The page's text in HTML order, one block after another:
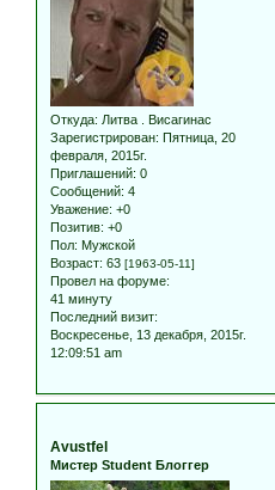
Откуда: Литва . Висагинас
Зарегистрирован: Пятница, 20
февраля, 2015г.
Приглашений: 0
Сообщений: 4
Уважение: +0
Позитив: +0
Пол: Мужской
Возраст: 63 [1963-05-11]
Провел на форуме:
41 минуту
Последний визит:
Воскресенье, 13 декабря, 2015г.
12:09:51 am
Avustfel
Мистер Student Блоггер